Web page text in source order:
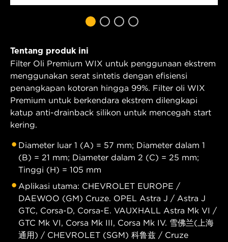
Tentang produk ini
Filter Oli Premium WIX untuk penggunaan ekstrem
menggunakan serat sintetis dengan efisiensi
penangkapan kotoran hingga 99%. Filter oli WIX
Premium untuk berkendara ekstrem dilengkapi
katup anti-drainback silikon untuk mencegah start
kering.
Diameter luar 1 (A) = 57 mm; Diameter dalam 1
(B) = 21 mm; Diameter dalam 2 (C) = 25 mm;
Tinggi (H) = 105 mm
Aplikasi utama: CHEVROLET EUROPE /
DAEWOO (GM) Cruze. OPEL Astra J / Astra J
GTC, Corsa-D, Corsa-E. VAUXHALL Astra Mk VI /
GTC Mk VI, Corsa Mk III, Corsa Mk IV. 雪佛兰(上海
通用) / CHEVROLET (SGM) 科鲁兹 / Cruze